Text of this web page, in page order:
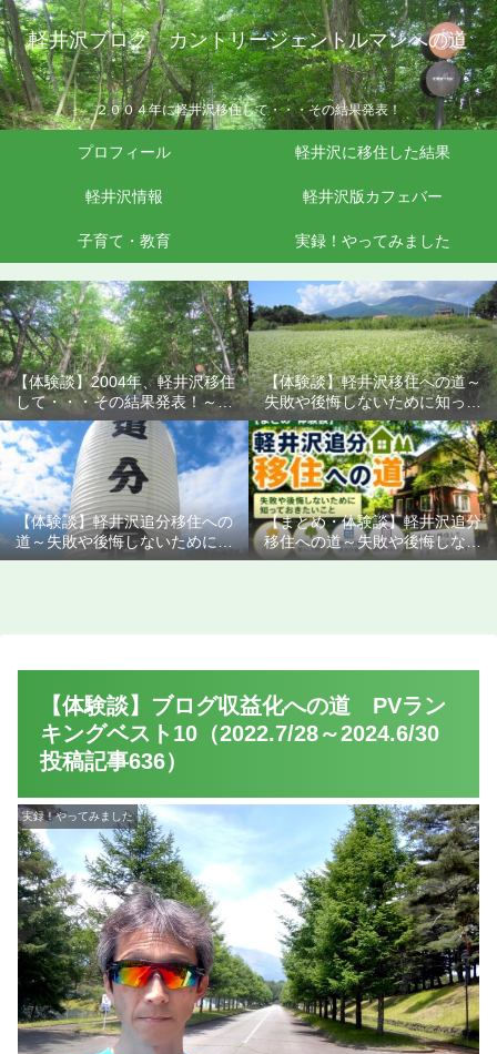
軽井沢ブログ カントリージェントルマンへの道
２００４年に軽井沢移住して・・・その結果発表！
プロフィール 軽井沢に移住した結果
軽井沢情報 軽井沢版カフェバー
子育て・教育 実録！やってみました
【体験談】2004年、軽井沢移住
して・・・その結果発表！～失
敗や後悔しないために知ってお
きたいこと
【体験談】軽井沢移住への道～
失敗や後悔しないために知って
おきたいこと
【体験談】軽井沢追分移住への
道～失敗や後悔しないために知
っておきたいこと
【まとめ・体験談】軽井沢追分
移住への道～失敗や後悔しない
ために知っておきたいこと
【体験談】ブログ収益化への道 PVラン
キングベスト10（2022.7/28～2024.6/30
投稿記事636）
実録！やってみました